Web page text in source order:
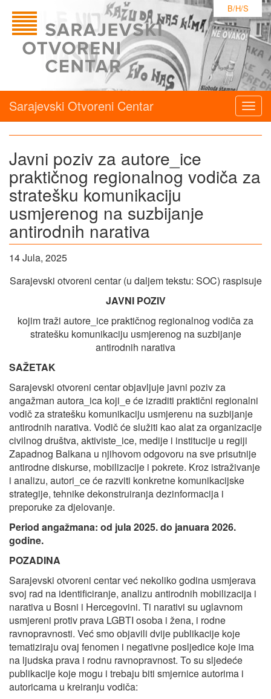
B/H/S
Sarajevski Otvoreni Centar
Javni poziv za autore_ice
praktičnog regionalnog vodiča za
stratešku komunikaciju
usmjerenog na suzbijanje
antirodnih narativa
14 Jula, 2025
Sarajevski otvoreni centar (u daljem tekstu: SOC) raspisuje
JAVNI POZIV
kojim traži autore_ice praktičnog regionalnog vodiča za
stratešku komunikaciju usmjerenog na suzbijanje
antirodnih narativa
SAŽETAK
Sarajevski otvoreni centar objavljuje javni poziv za
angažman autora_ica koji_e će izraditi praktični regionalni
vodič za stratešku komunikaciju usmjerenu na suzbijanje
antirodnih narativa. Vodič će služiti kao alat za organizacije
civilnog društva, aktiviste_ice, medije i institucije u regiji
Zapadnog Balkana u njihovom odgovoru na sve prisutnije
antirodne diskurse, mobilizacije i pokrete. Kroz istraživanje
i analizu, autori_ce će razviti konkretne komunikacijske
strategije, tehnike dekonstruiranja dezinformacija i
preporuke za djelovanje.
Period angažmana: od jula 2025. do januara 2026.
godine.
POZADINA
Sarajevski otvoreni centar već nekoliko godina usmjerava
svoj rad na identificiranje, analizu antirodnih mobilizacija i
narativa u Bosni i Hercegovini. Ti narativi su uglavnom
usmjereni protiv prava LGBTI osoba i žena, i rodne
ravnopravnosti. Već smo objavili dvije publikacije koje
tematiziraju ovaj fenomen i negativne posljedice koje ima
na ljudska prava i rodnu ravnopravnost. To su sljedeće
publikacije koje mogu i trebaju biti smjernice autorima i
autoricama u kreiranju vodiča: